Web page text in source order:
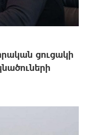
ցուցակի